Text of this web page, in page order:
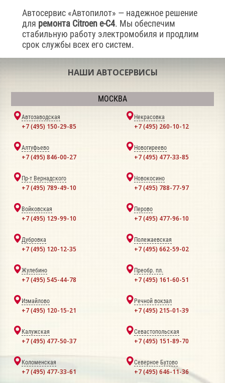
Автосервис «Автопилот» — надежное решение
для ремонта Citroen e-C4. Мы обеспечим
стабильную работу электромобиля и продлим
срок службы всех его систем.
НАШИ АВТОСЕРВИСЫ
МОСКВА
Автозаводская
+7 (495) 150-29-85
Некрасовка
+7 (495) 260-10-12
Алтуфьево
+7 (495) 846-00-27
Новогиреево
+7 (495) 477-33-85
Пр-т Вернадского
+7 (495) 789-49-10
Новокосино
+7 (495) 788-77-97
Войковская
+7 (495) 129-99-10
Перово
+7 (495) 477-96-10
Дубровка
+7 (495) 120-12-35
Полежаевская
+7 (495) 662-59-02
Жулебино
+7 (495) 545-44-78
Преобр. пл.
+7 (495) 161-60-51
Измайлово
+7 (495) 120-15-21
Речной вокзал
+7 (495) 215-01-39
Калужская
+7 (495) 477-50-37
Севастопольская
+7 (495) 151-89-70
Коломенская
+7 (495) 477-33-61
Северное Бутово
+7 (495) 646-11-36